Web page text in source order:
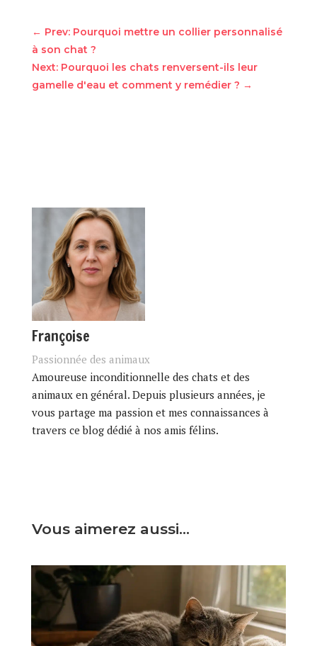
← Prev: Pourquoi mettre un collier personnalisé
à son chat ?
Next: Pourquoi les chats renversent-ils leur
gamelle d'eau et comment y remédier ? →
Françoise
Passionnée des animaux
Amoureuse inconditionnelle des chats et des
animaux en général. Depuis plusieurs années, je
vous partage ma passion et mes connaissances à
travers ce blog dédié à nos amis félins.
Vous aimerez aussi…